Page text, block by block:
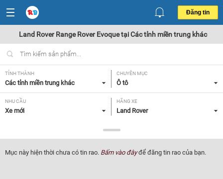
Đăng tin
Land Rover Range Rover Evoque tại Các tỉnh miền trung khác
TỈNH THÀNH
Các tỉnh miền trung khác
CHUYÊN MỤC
Ô tô
NHU CẦU
Xe mới
HÃNG XE
Land Rover
Range Rover Evoque
NĂM SẢN XUẤT
Tất cả
GIÁ XE XUẤT XỨ
Mục này hiện thời chưa có tin rao. Bấm vào đâyđể đăng tin rao của bạn.